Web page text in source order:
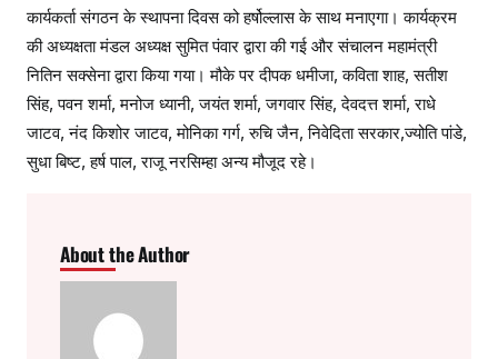
कार्यकर्ता संगठन के स्थापना दिवस को हर्षोल्लास के साथ मनाएगा। कार्यक्रम
की अध्यक्षता मंडल अध्यक्ष सुमित पंवार द्वारा की गई और संचालन महामंत्री
नितिन सक्सेना द्वारा किया गया। मौके पर दीपक धमीजा, कविता शाह, सतीश
सिंह, पवन शर्मा, मनोज ध्यानी, जयंत शर्मा, जगवार सिंह, देवदत्त शर्मा, राधे
जाटव, नंद किशोर जाटव, मोनिका गर्ग, रुचि जैन, निवेदिता सरकार,ज्योति पांडे,
सुधा बिष्ट, हर्ष पाल, राजू नरसिम्हा अन्य मौजूद रहे।
About the Author